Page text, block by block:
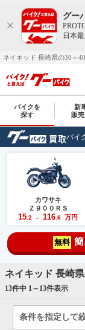
グー
日本
バイクを
探す
新
販
バイ
カワサキ
Ｚ９００ＲＳ
15 .2 ～ 116 .6 万円
無料
ネイキッド 長崎
13件中 1～ 13件表示
条件を指定して